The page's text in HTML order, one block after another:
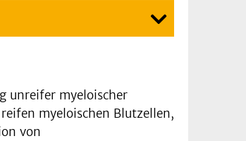
unreifer myeloischer
myeloischen Blutzellen,
von